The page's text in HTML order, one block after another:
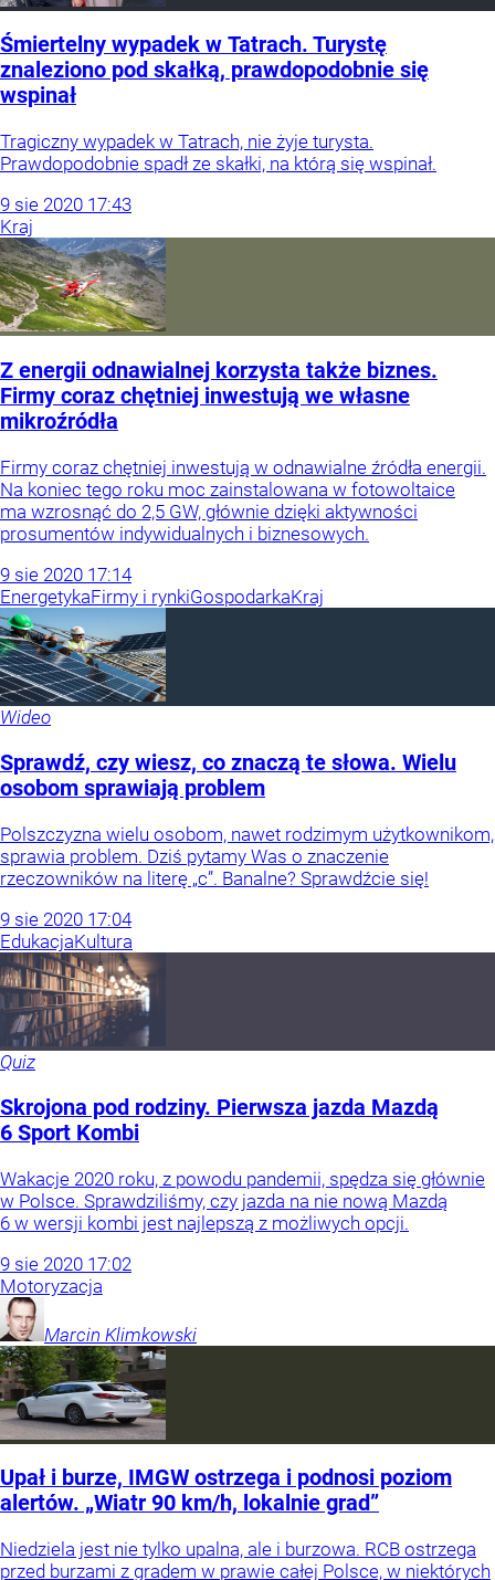
Śmiertelny wypadek w Tatrach. Turystę
znaleziono pod skałką, prawdopodobnie się
wspinał
Tragiczny wypadek w Tatrach, nie żyje turysta.
Prawdopodobnie spadł ze skałki, na którą się wspinał.
9 sie 2020 17:43
Kraj
Z energii odnawialnej korzysta także biznes.
Firmy coraz chętniej inwestują we własne
mikroźródła
Firmy coraz chętniej inwestują w odnawialne źródła energii.
Na koniec tego roku moc zainstalowana w fotowoltaice
ma wzrosnąć do 2,5 GW, głównie dzięki aktywności
prosumentów indywidualnych i biznesowych.
9 sie 2020 17:14
EnergetykaFirmy i rynkiGospodarkaKraj
Wideo
Sprawdź, czy wiesz, co znaczą te słowa. Wielu
osobom sprawiają problem
Polszczyzna wielu osobom, nawet rodzimym użytkownikom,
sprawia problem. Dziś pytamy Was o znaczenie
rzeczowników na literę „c”. Banalne? Sprawdźcie się!
9 sie 2020 17:04
EdukacjaKultura
Quiz
Skrojona pod rodziny. Pierwsza jazda Mazdą
6 Sport Kombi
Wakacje 2020 roku, z powodu pandemii, spędza się głównie
w Polsce. Sprawdziliśmy, czy jazda na nie nową Mazdą
6 w wersji kombi jest najlepszą z możliwych opcji.
9 sie 2020 17:02
Motoryzacja
Marcin Klimkowski
Upał i burze, IMGW ostrzega i podnosi poziom
alertów. „Wiatr 90 km/h, lokalnie grad”
Niedziela jest nie tylko upalna, ale i burzowa. RCB ostrzega
przed burzami z gradem w prawie całej Polsce, w niektórych